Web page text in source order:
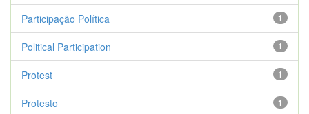
1
Participação Política
1
Political Participation
1
Protest
1
Protesto